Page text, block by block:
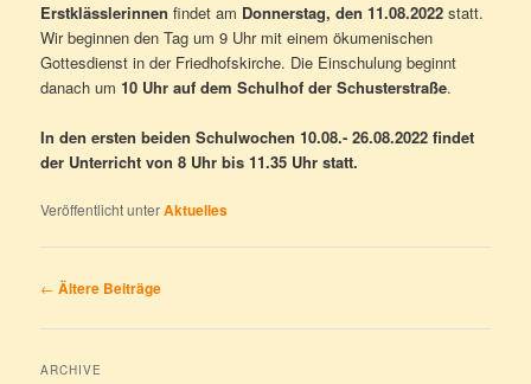
Erstklässlerinnen findet am Donnerstag, den 11.08.2022 statt.
Wir beginnen den Tag um 9 Uhr mit einem ökumenischen
Gottesdienst in der Friedhofskirche. Die Einschulung beginnt
danach um10 Uhr auf dem Schulhof der Schusterstraße.
In den ersten beiden Schulwochen 10.08.- 26.08.2022 findet
der Unterricht von 8 Uhr bis 11.35 Uhr statt.
Veröffentlicht unterAktuelles
Beitrags-
← Ältere Beiträge
ARCHIVE